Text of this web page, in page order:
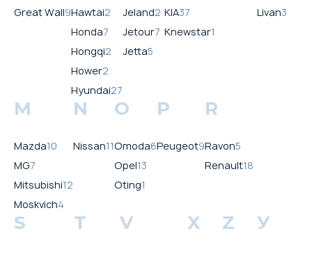
Great Wall9Hawtai2
Honda7
Hongqi2
Hower2
Hyundai27
Jeland2
Jetour7
Jetta5
KIA37
Knewstar1
Livan3
M
Mazda10
MG7
Mitsubishi12
Moskvich4
N
Nissan11
O
Omoda6
Opel13
Oting1
P
Peugeot9
R
Ravon5
Renault18
S T V X Z У